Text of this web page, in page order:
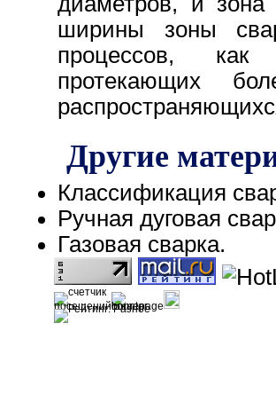
ширины зоны
процессов, как
протекающих
Другие
Классификация
Ручная дуговая
Газовая сварка.